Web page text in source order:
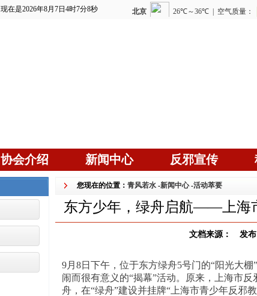
现在是2026年8月7日4时7分10秒
协会介绍 新闻中心 反邪宣传
您现在的位置： 青风若水 -新闻中心 -活动萃要
东方少年，绿舟启航——上海
文档来源： 发布
9月8日下午，位于东方绿舟5号门的“阳光大
闹而很有意义的“揭幕”活动。原来，上海市
舟，在“绿舟”建设并挂牌“上海市青少年反邪